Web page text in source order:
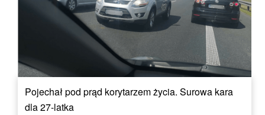
Pojechał pod prąd korytarzem życia. Surowa kara
dla 27-latka